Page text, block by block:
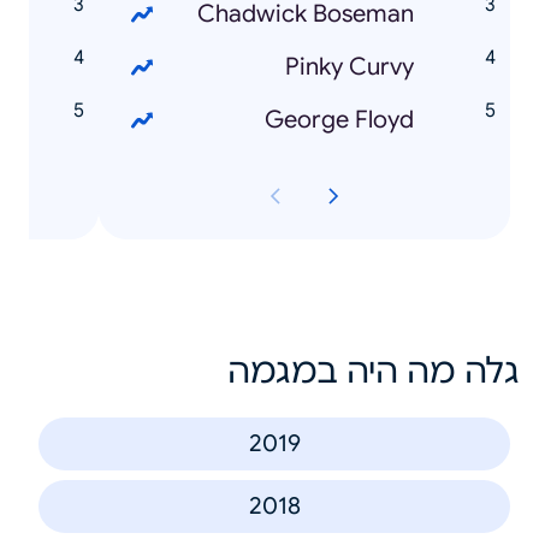
Chadwick Boseman
Pinky Curvy
George Floyd
גלה מה היה במגמה
2019
2018